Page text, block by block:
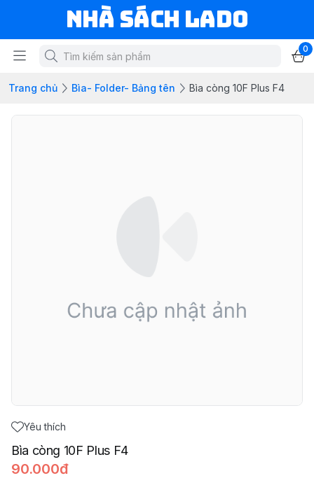
NHÀ SÁCH LADO
0
Trang chủ Bìa- Folder- Bảng tên Bìa còng 10F Plus F4
Yêu thích
Bìa còng 10F Plus F4
90.000đ